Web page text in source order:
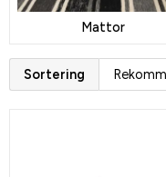
Mattor
Sortering